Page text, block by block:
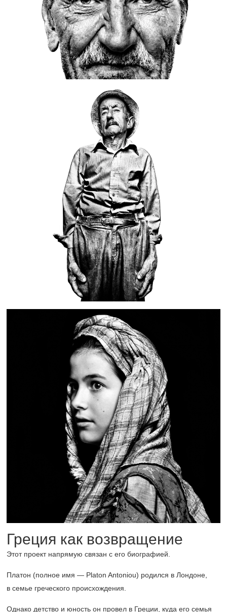
Греция как возвращение
Этот проект напрямую связан с его биографией.
Платон (полное имя — Platon Antoniou) родился в Лондоне,
в семье греческого происхождения.
Однако детство и юность он провел в Греции, куда его семья